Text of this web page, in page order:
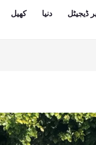
ڈیجیٹل دنیا کھیل